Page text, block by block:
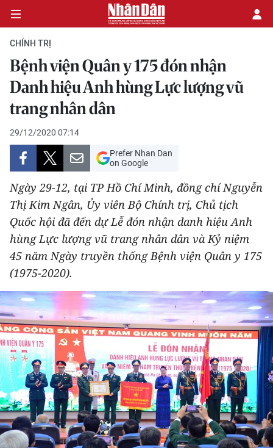
CHÍNH TRỊ
KINH TẾ
VĂN HÓA
XÃ HỘI
PHÁP LUẬT
DU LỊCH
THẾ GIỚI
THỂ THAO
GIÁO DỤC
Y TẾ
KHOA HỌC - CÔNG NGHỆ
MÔI TRƯỜNG
BẠN ĐỌC
CHÍNH TRỊ
Bệnh viện Quân y 175 đón nhận
Danh hiệu Anh hùng Lực lượng vũ
trang nhân dân
29/12/2020 07:14
Prefer Nhan Dan
on Google
Ngày 29-12, tại TP Hồ Chí Minh, đồng chí Nguyễn
Thị Kim Ngân, Ủy viên Bộ Chính trị, Chủ tịch
Quốc hội đã đến dự Lễ đón nhận danh hiệu Anh
hùng Lực lượng vũ trang nhân dân và Kỷ niệm
45 năm Ngày truyền thống Bệnh viện Quân y 175
(1975-2020).